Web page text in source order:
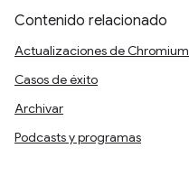
Contenido relacionado
Actualizaciones de Chromium
Casos de éxito
Archivar
Podcasts y programas